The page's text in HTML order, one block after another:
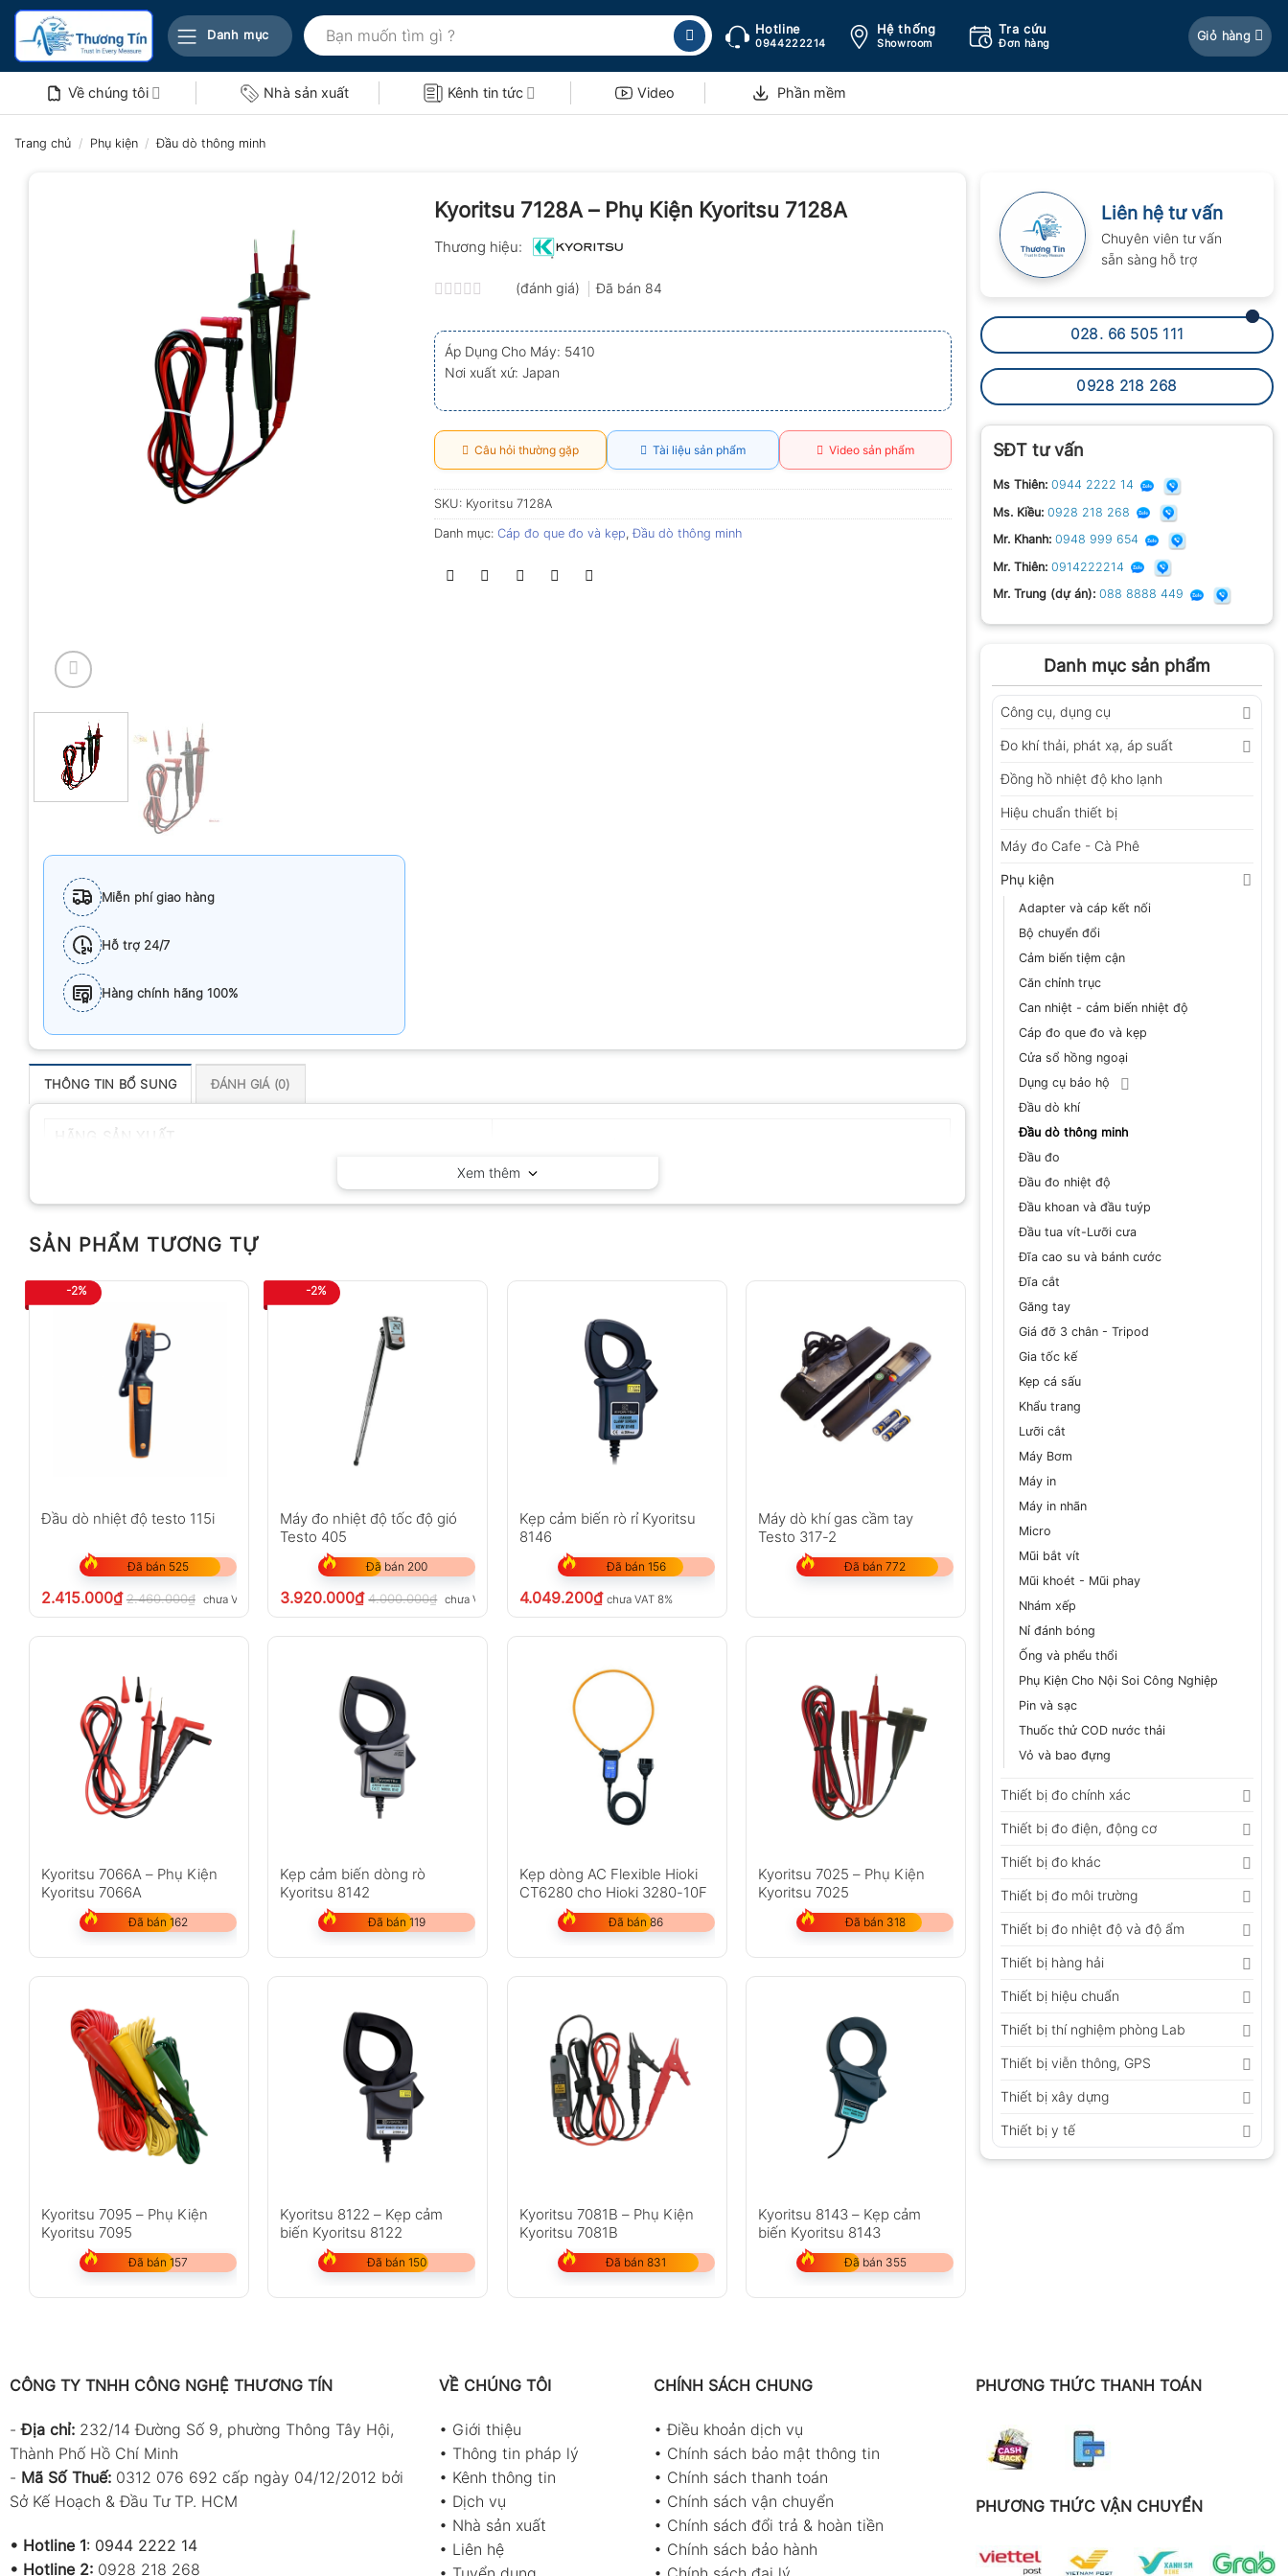
Bỏ
nội
Danh mục
Tìm
kiếm:
Hotline
0944222214
Hệ thống
Showroom
Tra cứu
Đơn hàng
Giỏ hàng
Về chúng tôi Nhà sản xuất Kênh tin tức Video Phần mềm
Trang chủ / Phụ kiện / Đầu dò thông minh
Liên hệ tư vấn
Chuyên viên tư vấn
sẵn sàng hỗ trợ
028. 66 505 111
0928 218 268
SĐT tư vấn
Ms Thiên: 0944 2222 14
Ms. Kiều: 0928 218 268
Mr. Khanh: 0948 999 654
Mr. Thiên: 0914222214
Mr. Trung (dự án): 088 8888 449
Danh mục sản phẩm
Công cụ, dụng cụ
Đo khí thải, phát xạ, áp suất
Đồng hồ nhiệt độ kho lạnh
Hiệu chuẩn thiết bị
Máy đo Cafe - Cà Phê
Phụ kiện
Adapter và cáp kết nối
Bộ chuyển đổi
Cảm biến tiệm cận
Căn chỉnh trục
Can nhiệt - cảm biến nhiệt độ
Cáp đo que đo và kẹp
Cửa sổ hồng ngoại
Dụng cụ bảo hộ
Đầu dò khí
Đầu dò thông minh
Đầu đo
Đầu đo nhiệt độ
Đầu khoan và đầu tuýp
Đầu tua vít-Lưỡi cưa
Đĩa cao su và bánh cước
Đĩa cắt
Găng tay
Giá đỡ 3 chân - Tripod
Gia tốc kế
Kẹp cá sấu
Khẩu trang
Lưỡi cắt
Máy Bơm
Máy in
Máy in nhãn
Micro
Mũi bắt vít
Mũi khoét - Mũi phay
Nhám xếp
Nỉ đánh bóng
Ống và phểu thổi
Phụ Kiện Cho Nội Soi Công Nghiệp
Pin và sạc
Thuốc thử COD nước thải
Vỏ và bao đựng
Thiết bị đo chính xác
Thiết bị đo điện, động cơ
Thiết bị đo khác
Thiết bị đo môi trường
Thiết bị đo nhiệt độ và độ ẩm
Thiết bị hàng hải
Thiết bị hiệu chuẩn
Thiết bị thí nghiệm phòng Lab
Thiết bị viễn thông, GPS
Thiết bị xây dựng
Thiết bị y tế
Miễn phí giao hàng
Hỗ trợ 24/7
Hàng chính hãng 100%
Kyoritsu 7128A – Phụ Kiện Kyoritsu 7128A
Thương hiệu:
xếp
hạng
0.0
5
sao
(đánh giá) Đã bán 84
Áp Dụng Cho Máy: 5410
Nơi xuất xứ: Japan
Câu hỏi thường gặp Tài liệu sản phẩm Video sản phẩm
SKU: Kyoritsu 7128A
Danh mục: Cáp đo que đo và kẹp,Đầu dò thông minh
THÔNG TIN BỔ SUNG ĐÁNH GIÁ (0)
Xem thêm
SẢN PHẨM TƯƠNG TỰ
-2%
Đầu dò nhiệt độ testo 115i
Đã bán 525
2.415.000₫ 2.460.000₫ chưa VAT 8%
-2%
Máy đo nhiệt độ tốc độ gió
Testo 405
Đã bán 200
3.920.000₫ 4.000.000₫ chưa VAT 8%
Kẹp cảm biến rò rỉ Kyoritsu
8146
Đã bán 156
4.049.200₫ chưa VAT 8%
Máy dò khí gas cầm tay
Testo 317-2
Đã bán 772
Kyoritsu 7066A – Phụ Kiện
Kyoritsu 7066A
Đã bán 162
Kẹp cảm biến dòng rò
Kyoritsu 8142
Đã bán 119
Kẹp dòng AC Flexible Hioki
CT6280 cho Hioki 3280-10F
Đã bán 86
Kyoritsu 7025 – Phụ Kiện
Kyoritsu 7025
Đã bán 318
Kyoritsu 7095 – Phụ Kiện
Kyoritsu 7095
Đã bán 157
Kyoritsu 8122 – Kẹp cảm
biến Kyoritsu 8122
Đã bán 150
Kyoritsu 7081B – Phụ Kiện
Kyoritsu 7081B
Đã bán 831
Kyoritsu 8143 – Kẹp cảm
biến Kyoritsu 8143
Đã bán 355
CÔNG TY TNHH CÔNG NGHỆ THƯƠNG TÍN
-Địa chỉ: 232/14 Đường Số 9, phường Thông Tây Hội,
Thành Phố Hồ Chí Minh
- Mã Số Thuế: 0312 076 692 cấp ngày 04/12/2012 bởi
Sở Kế Hoạch & Đầu Tư TP. HCM
• Hotline 1: 0944 2222 14
• Hotline 2: 0928 218 268
VỀ CHÚNG TÔI
• Giới thiệu
• Thông tin pháp lý
• Kênh thông tin
• Dịch vụ
• Nhà sản xuất
• Liên hệ
CHÍNH SÁCH CHUNG
•Điều khoản dịch vụ
• Chính sách bảo mật thông tin
• Chính sách thanh toán
• Chính sách vận chuyển
• Chính sách đổi trả & hoàn tiền
• Chính sách bảo hành
PHƯƠNG THỨC THANH TOÁN
PHƯƠNG THỨC VẬN CHUYỂN